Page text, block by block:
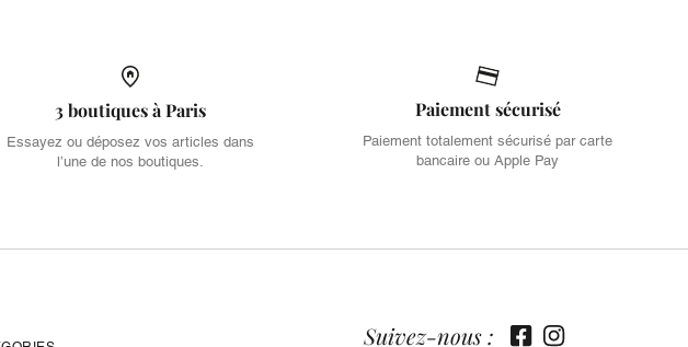
3 boutiques à Paris
Essayez ou déposez vos articles dans
l’une de nos boutiques.
Paiement sécurisé
Paiement totalement sécurisé par carte
bancaire ou Apple Pay
Suivez-nous :